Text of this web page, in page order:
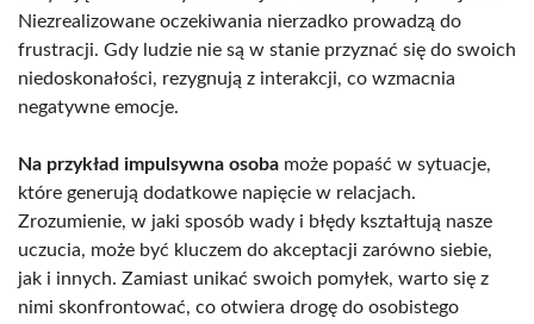
Niezrealizowane oczekiwania nierzadko prowadzą do
frustracji. Gdy ludzie nie są w stanie przyznać się do swoich
niedoskonałości, rezygnują z interakcji, co wzmacnia
negatywne emocje.
Na przykład impulsywna osoba może popaść w sytuacje,
które generują dodatkowe napięcie w relacjach.
Zrozumienie, w jaki sposób wady i błędy kształtują nasze
uczucia, może być kluczem do akceptacji zarówno siebie,
jak i innych. Zamiast unikać swoich pomyłek, warto się z
nimi skonfrontować, co otwiera drogę do osobistego